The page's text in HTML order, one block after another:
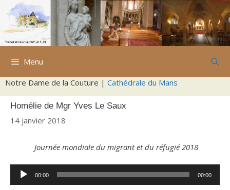
Aller
contenu
Menu
Notre Dame de la Couture | Cathédrale du Mans
Homélie de Mgr Yves Le Saux
14 janvier 2018
Journée mondiale du migrant et du réfugié 2018
Lecteur
audio
00:00 00:00